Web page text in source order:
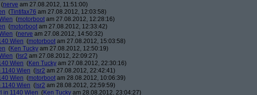
(nerve am 27.08.2012, 11:51:00)
(Tintifax76 am 27.08.2012, 12:03:58)
(motorboot am 27.08.2012, 12:28:16)
(motorboot am 27.08.2012, 12:33:42)
(nerve am 27.08.2012, 14:50:32)
Wien (motorboot am 27.08.2012, 15:03:58)
(Ken Tucky am 27.08.2012, 12:50:19)
( lsr2 am 27.08.2012, 22:09:27)
Wien (Ken Tucky am 27.08.2012, 22:30:16)
1140 Wien ( lsr2 am 27.08.2012, 22:42:41)
Wien (motorboot am 28.08.2012, 10:06:39)
1140 Wien ( lsr2 am 28.08.2012, 22:59:59)
in 1140 Wien (Ken Tucky am 28.08.2012, 23:04:27)